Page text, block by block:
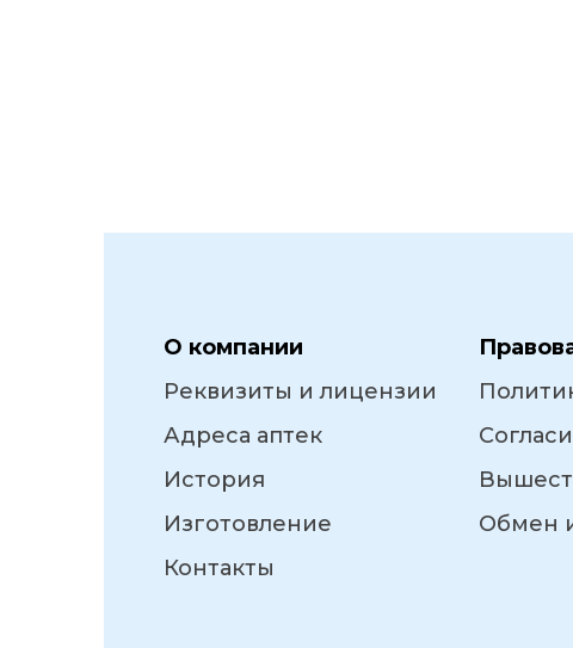
О компании
Реквизиты и лицензии
Адреса аптек
История
Изготовление
Контакты
Обмен